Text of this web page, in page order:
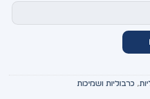
, כרבוליות ושמיכות